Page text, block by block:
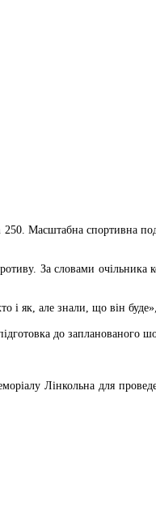
Масштабна спортивна
За словами очільника
і як, але знали, що він
до запланованого
Лінкольна для